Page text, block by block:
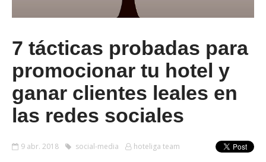
7 tácticas probadas para
promocionar tu hotel y
ganar clientes leales en
las redes sociales
9 abr. 2018 social-media hoteliga team